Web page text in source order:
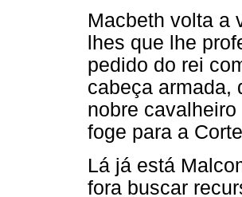
Macbeth volta a
lhes que lhe
pedido do rei
cabeça armada,
nobre
foge para a
Lá já está
fora buscar